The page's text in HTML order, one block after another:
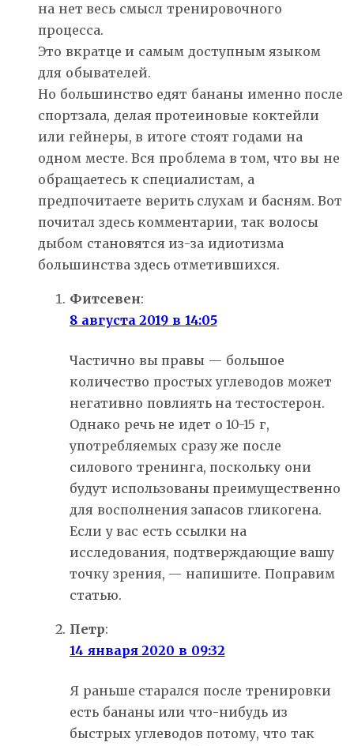
на нет весь смысл тренировочного
процесса.
Это вкратце и самым доступным языком
для обывателей.
Но большинство едят бананы именно после
спортзала, делая протеиновые коктейли
или гейнеры, в итоге стоят годами на
одном месте. Вся проблема в том, что вы не
обращаетесь к специалистам, а
предпочитаете верить слухам и басням. Вот
почитал здесь комментарии, так волосы
дыбом становятся из-за идиотизма
большинства здесь отметившихся.
Фитсевен:
8 августа 2019 в 14:05
Частично вы правы — большое
количество простых углеводов может
негативно повлиять на тестостерон.
Однако речь не идет о 10-15 г,
употребляемых сразу же после
силового тренинга, поскольку они
будут использованы преимущественно
для восполнения запасов гликогена.
Если у вас есть ссылки на
исследования, подтверждающие вашу
точку зрения, — напишите. Поправим
статью.
Петр:
14 января 2020 в 09:32
Я раньше старался после тренировки
есть бананы или что-нибудь из
быстрых углеводов потому, что так